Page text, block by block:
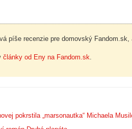
píše recenzie pre domovský
články od Eny na Fandom.sk.
pokrstila „marsonautka“ Michaela